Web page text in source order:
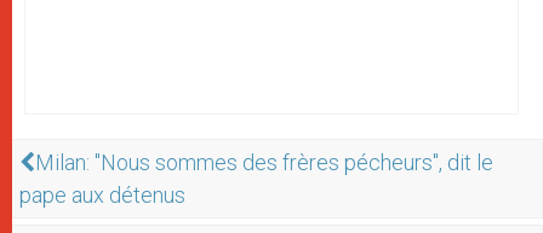
Milan: "Nous sommes des frères pécheurs", dit le
pape aux détenus